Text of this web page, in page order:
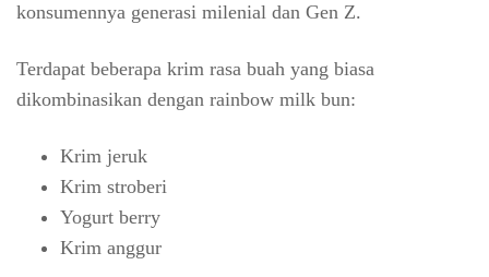
konsumennya generasi milenial dan Gen Z.
Terdapat beberapa krim rasa buah yang biasa
dikombinasikan dengan rainbow milk bun:
Krim jeruk
Krim stroberi
Yogurt berry
Krim anggur